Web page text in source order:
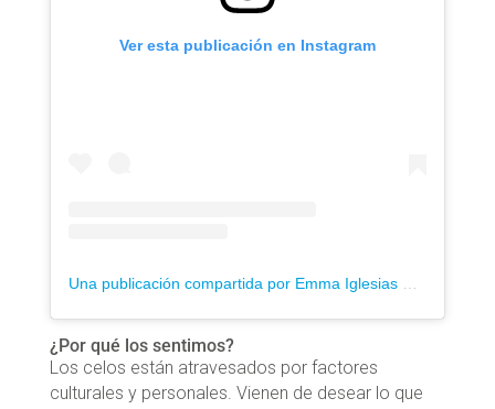
Ver esta publicación en Instagram
¿Por qué los sentimos?
Los celos están atravesados por factores
culturales y personales. Vienen de desear lo que